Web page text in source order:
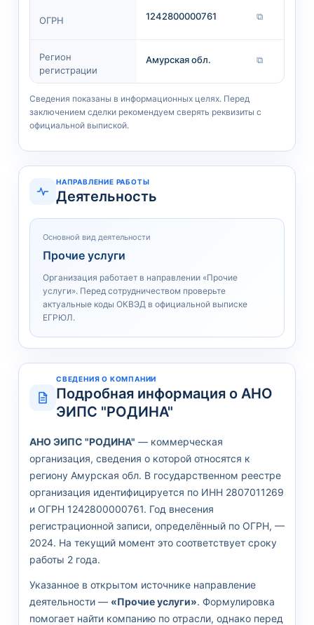
ОГРН 1242800000761 ⧉
Регион
регистрации
Амурская обл. ⧉
Сведения показаны в информационных целях. Перед
заключением сделки рекомендуем сверять реквизиты с
официальной выпиской.
НАПРАВЛЕНИЕ РАБОТЫ
Деятельность
Основной вид деятельности
Прочие услуги
Организация работает в направлении «Прочие
услуги». Перед сотрудничеством проверьте
актуальные коды ОКВЭД в официальной выписке
ЕГРЮЛ.
СВЕДЕНИЯ О КОМПАНИИ
Подробная информация о АНО
ЭИПС "РОДИНА"
АНО ЭИПС "РОДИНА" — коммерческая
организация, сведения о которой относятся к
региону Амурская обл. В государственном реестре
организация идентифицируется по ИНН 2807011269
и ОГРН 1242800000761. Год внесения
регистрационной записи, определённый по ОГРН, —
2024. На текущий момент это соответствует сроку
работы 2 года.
Указанное в открытом источнике направление
деятельности — «Прочие услуги». Формулировка
помогает найти компанию по отрасли, однако перед